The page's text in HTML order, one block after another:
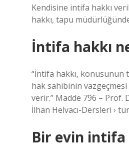
Kendisine intifa hakkı
hakkı, tapu
İntifa hakkı
“İntifa hakkı, konusunun
hak sahibinin
verir.” Madde 796 – Prof.
İlhan Helvacı-Dersleri ›
Bir evin intifa